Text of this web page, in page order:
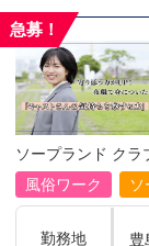
■
黄
駅
幌
の
急募！
ソープランド クラ
風俗ワーク
ソ
勤務地 豊